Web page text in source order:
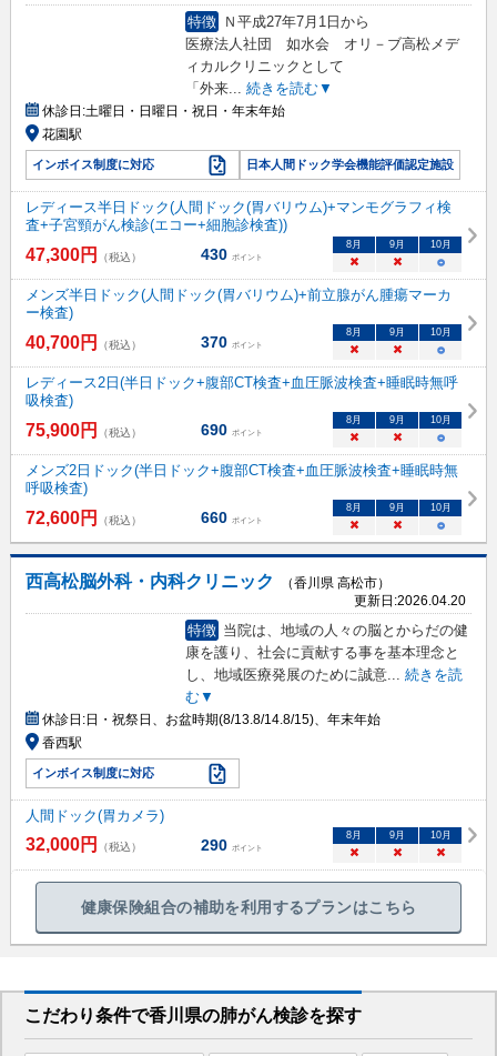
特徴
Ｎ平成27年7月1日から
医療法人社団 如水会 オリ－ブ高松メデ
ィカルクリニックとして
「外来... 続きを読む▼
休診日:土曜日・日曜日・祝日・年末年始
花園駅
インボイス制度に対応 日本人間ドック学会機能評価認定施設
レディース半日ドック(人間ドック(胃バリウム)+マンモグラフィ検
査+子宮頸がん検診(エコー+細胞診検査))
47,300円 （税込） 430 ポイント
8月 9月 10月
× × ○
メンズ半日ドック(人間ドック(胃バリウム)+前立腺がん腫瘍マーカ
ー検査)
40,700円 （税込） 370 ポイント
8月 9月 10月
× × ○
レディース2日(半日ドック+腹部CT検査+血圧脈波検査+睡眠時無呼
吸検査)
75,900円 （税込） 690 ポイント
8月 9月 10月
× × ○
メンズ2日ドック(半日ドック+腹部CT検査+血圧脈波検査+睡眠時無
呼吸検査)
72,600円 （税込） 660 ポイント
8月 9月 10月
× × ○
西高松脳外科・内科クリニック
（香川県 高松市）
更新日:2026.04.20
特徴 当院は、地域の人々の脳とからだの健
康を護り、社会に貢献する事を基本理念と
し、地域医療発展のために誠意...
続きを読
む▼
休診日:日・祝祭日、お盆時期(8/13.8/14.8/15)、年末年始
香西駅
インボイス制度に対応
人間ドック(胃カメラ)
32,000円 （税込） 290 ポイント
8 月 9 月 10月
× × ×
健康保険組合の補助を利用するプランはこちら
こだわり条件で香川県の肺がん検診を探す